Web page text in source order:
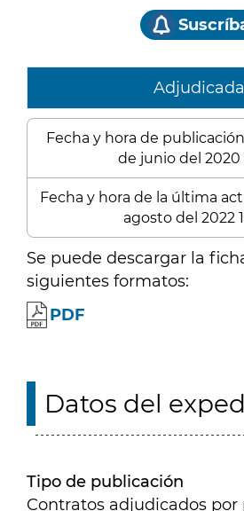
Adjudicada
Fecha y hora de
de junio del 2020
Fecha y hora de la última
agosto del 2022
Se puede descargar la
siguientes formatos:
PDF
Datos del
Tipo de publicación
Contratos adjudicados